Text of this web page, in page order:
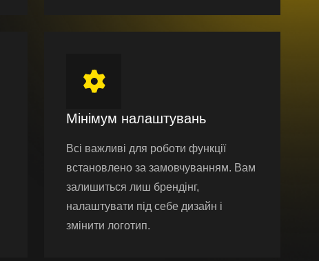
Мінімум налаштувань
Всі важливі для роботи функції
встановлено за замовчуванням. Вам
залишиться лиш брендінг,
налаштувати під себе дизайн і
змінити логотип.